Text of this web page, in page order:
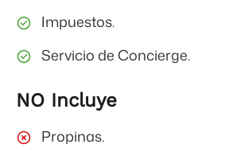
Impuestos.
Servicio de Concierge.
NO Incluye
Propinas.